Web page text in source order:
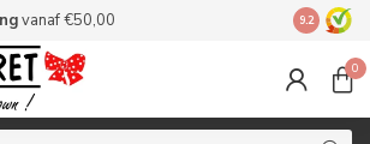
vanaf €50,00 Made by
9.2
0